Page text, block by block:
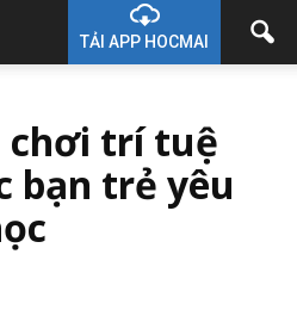
TẢI APP HOCMAI
chơi trí tuệ
bạn trẻ yêu